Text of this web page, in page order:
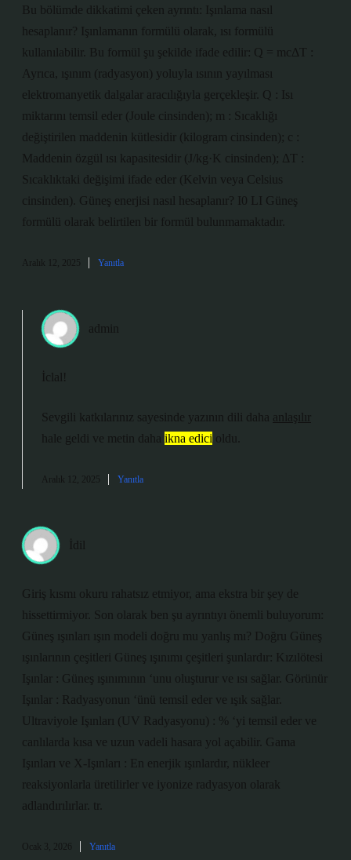
Bu bölümde dikkatimi çeken ayrıntı: Işınlama nasıl
hesaplanır? Işınlamanın formülü olarak, ısı formülü
kullanılabilir. Bu formül şu şekilde ifade edilir: Q = mcΔT :
Ayrıca, ışınım (radyasyon) yoluyla ısının yayılması
elektromanyetik dalgalar aracılığıyla gerçekleşir. Q : Isı
miktarını temsil eder (Joule cinsinden); m : Sıcaklığı
değiştirilen maddenin kütlesidir (kilogram cinsinden); c :
Maddenin özgül ısı kapasitesidir (J/kg·K cinsinden); ΔT :
Sıcaklıktaki değişimi ifade eder (Kelvin veya Celsius
cinsinden). Güneş enerjisi nasıl hesaplanır? I0 LI Güneş
formülü olarak belirtilen bir formül bulunmamaktadır.
Aralık 12, 2025 Yanıtla
admin
İclal!
Sevgili katkılarınız sayesinde yazının dili daha anlaşılır
hale geldi ve metin daha ikna edici oldu.
Aralık 12, 2025 Yanıtla
İdil
Giriş kısmı okuru rahatsız etmiyor, ama ekstra bir şey de
hissettirmiyor. Son olarak ben şu ayrıntıyı önemli buluyorum:
Güneş ışınları ışın modeli doğru mu yanlış mı? Doğru Güneş
ışınlarının çeşitleri Güneş ışınımı çeşitleri şunlardır: Kızılötesi
Işınlar : Güneş ışınımının ‘unu oluşturur ve ısı sağlar. Görünür
Işınlar : Radyasyonun ‘ünü temsil eder ve ışık sağlar.
Ultraviyole Işınları (UV Radyasyonu) : % ‘yi temsil eder ve
canlılarda kısa ve uzun vadeli hasara yol açabilir. Gama
Işınları ve X-Işınları : En enerjik ışınlardır, nükleer
reaksiyonlarla üretilirler ve iyonize radyasyon olarak
adlandırılırlar. tr.
Ocak 3, 2026 Yanıtla